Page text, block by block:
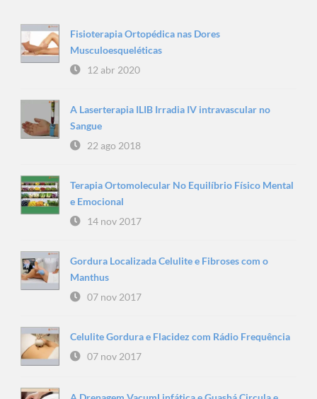
Fisioterapia Ortopédica nas Dores
Musculoesqueléticas
12 abr 2020
A Laserterapia ILIB Irradia IV intravascular no
Sangue
22 ago 2018
Terapia Ortomolecular No Equilíbrio Físico Mental
e Emocional
14 nov 2017
Gordura Localizada Celulite e Fibroses com o
Manthus
07 nov 2017
Celulite Gordura e Flacidez com Rádio Frequência
07 nov 2017